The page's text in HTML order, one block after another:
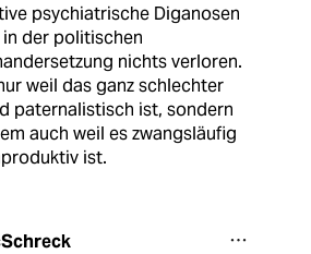
psychiatrische Diganosen
in der politischen
nichts verloren.
weil das ganz schlechter
paternalistisch ist, sondern
auch weil es zwangsläufig
ist.